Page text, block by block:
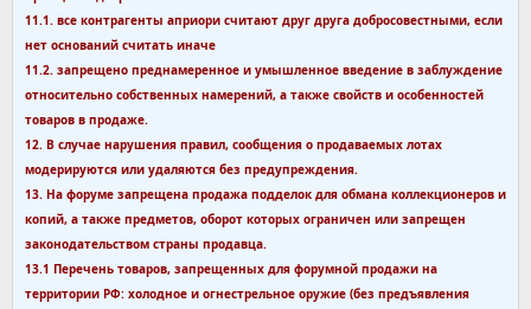
11.1. все контрагенты априори считают друг друга добросовестными, если
нет оснований считать иначе
11.2. запрещено преднамеренное и умышленное введение в заблуждение
относительно собственных намерений, а также свойств и особенностей
товаров в продаже.
12. В случае нарушения правил, сообщения о продаваемых лотах
модерируются или удаляются без предупреждения.
13. На форуме запрещена продажа подделок для обмана коллекционеров и
копий, а также предметов, оборот которых ограничен или запрещен
законодательством страны продавца.
13.1 Перечень товаров, запрещенных для форумной продажи на
территории РФ: холодное и огнестрельное оружие (без предъявления